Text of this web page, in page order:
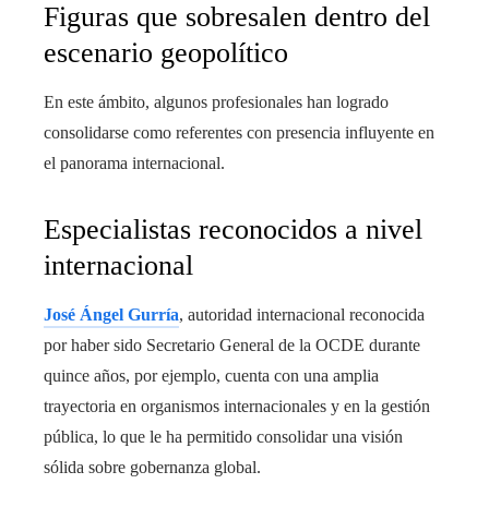
Figuras que sobresalen dentro del
escenario geopolítico
En este ámbito, algunos profesionales han logrado
consolidarse como referentes con presencia influyente en
el panorama internacional.
Especialistas reconocidos a nivel
internacional
José Ángel Gurría, autoridad internacional reconocida
por haber sido Secretario General de la OCDE durante
quince años, por ejemplo, cuenta con una amplia
trayectoria en organismos internacionales y en la gestión
pública, lo que le ha permitido consolidar una visión
sólida sobre gobernanza global.